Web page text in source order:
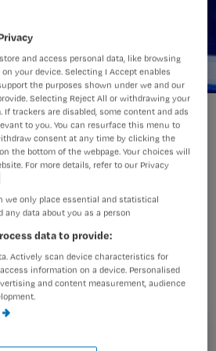
voorkomt heropname en sterfte - foto
die na
worden
gespecialiseerd
lopen minder risico
en op
and access personal data, like browsing
your device. Selecting I Accept enables
the purposes shown under we and our
Selecting Reject All or withdrawing your
trackers are disabled, some content and ads
to you. You can resurface this menu to
consent at any time by clicking the
the bottom of the webpage. Your choices will
For more details, refer to our Privacy
we only place essential and statistical
any data about you as a person
data to provide:
Actively scan device characteristics for
information on a device. Personalised
and content measurement, audience